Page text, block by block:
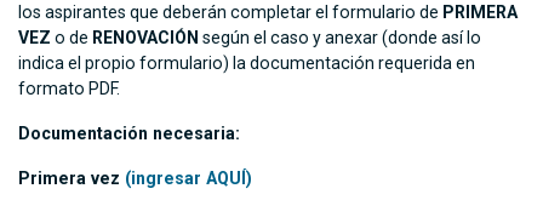
los aspirantes que deberán completar el formulario de PRIMERA
VEZ o de RENOVACIÓN según el caso y anexar (donde así lo
indica el propio formulario) la documentación requerida en
formato PDF.
Documentación necesaria:
Primera vez (ingresar AQUÍ)